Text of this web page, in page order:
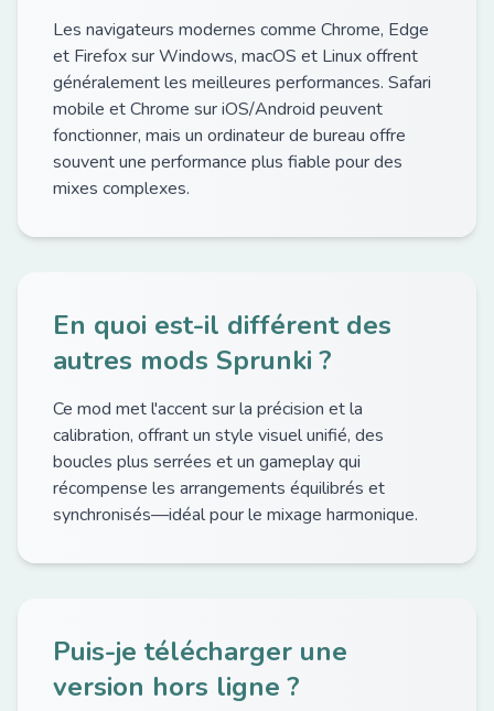
Les navigateurs modernes comme Chrome, Edge
et Firefox sur Windows, macOS et Linux offrent
généralement les meilleures performances. Safari
mobile et Chrome sur iOS/Android peuvent
fonctionner, mais un ordinateur de bureau offre
souvent une performance plus fiable pour des
mixes complexes.
En quoi est-il différent des
autres mods Sprunki ?
Ce mod met l'accent sur la précision et la
calibration, offrant un style visuel unifié, des
boucles plus serrées et un gameplay qui
récompense les arrangements équilibrés et
synchronisés—idéal pour le mixage harmonique.
Puis-je télécharger une
version hors ligne ?